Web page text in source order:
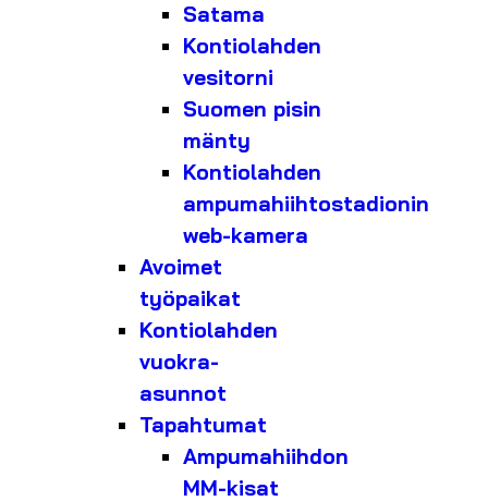
Satama
Kontiolahden
vesitorni
Suomen pisin
mänty
Kontiolahden
ampumahiihtostadionin
web-kamera
Avoimet
työpaikat
Kontiolahden
vuokra-
asunnot
Tapahtumat
Ampumahiihdon
MM-kisat